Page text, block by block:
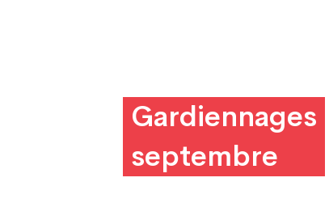
Gardiennages
septembre